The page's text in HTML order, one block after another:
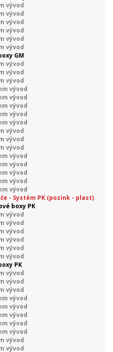
vývod
vývod
vývod
vývod
vývod
vývod
GM
vývod
vývod
vývod
vývod
vývod
vývod
vývod
vývod
vývod
vývod
vývod
vývod
vývod
vývod
vývod
vývod
- Systém PK (pozink - plast)
boxy PK
vývod
vývod
vývod
vývod
vývod
vývod
PK
vývod
vývod
vývod
vývod
vývod
vývod
vývod
vývod
vývod
vývod